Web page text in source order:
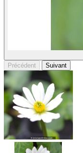
Précédent
Suivant